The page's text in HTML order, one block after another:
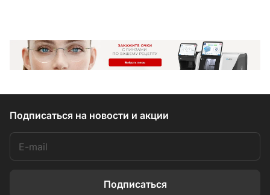
Подписаться на новости и акции
Подписаться